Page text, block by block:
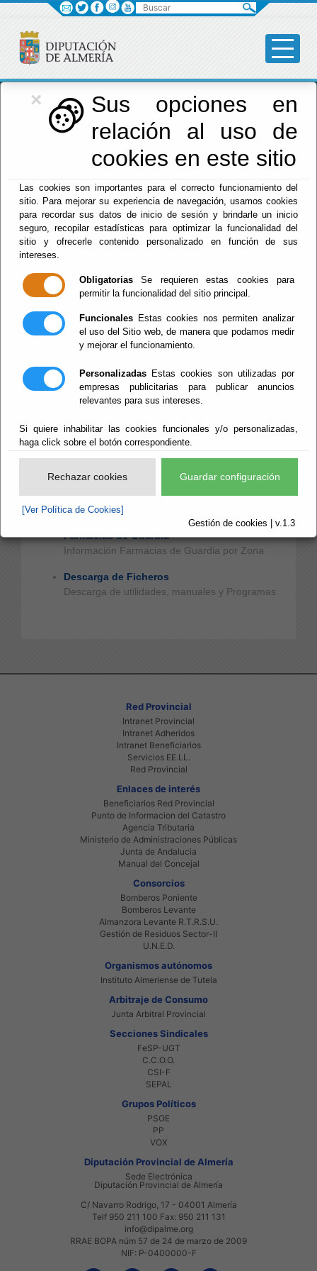
×
Sus opciones en
relación al uso de
cookies en este sitio
Las cookies son importantes para el correcto funcionamiento del
sitio. Para mejorar su experiencia de navegación, usamos cookies
para recordar sus datos de inicio de sesión y brindarle un inicio
seguro, recopilar estadísticas para optimizar la funcionalidad del
sitio y ofrecerle contenido personalizado en función de sus
intereses.
Obligatorias Se requieren estas cookies para
permitir la funcionalidad del sitio principal.
Funcionales Estas cookies nos permiten analizar
el uso del Sitio web, de manera que podamos medir
y mejorar el funcionamiento.
Personalizadas Estas cookies son utilizadas por
empresas publicitarias para publicar anuncios
relevantes para sus intereses.
Si quiere inhabilitar las cookies funcionales y/o personalizadas,
haga click sobre el botón correspondiente.
Rechazar cookies Guardar configuración
[Ver Política de Cookies]
Gestión de cookies | v.1.3
Red Provincial
de Almería
Menú RPC
Inicio - Otros enlaces de Interés
para usuarios del Servicio en la modalidad de
DIFERIDO COMPARTIDO
Videos Curso Desarrolladores
Puede consultar y descargar las sesionees del
Actividades Red Provincial
Histórico de Actividades del Convenio Marco y
Documentación SI
Policías Locales RPC
Policías Locales de la Red Provincial
Farmacias de Guardia
Información Farmacias de Guardia por Zona
Descarga de Ficheros
Descarga de utilidades, manuales y Programas
Red Provincial
Intranet Provincial
Intranet Adheridos
Intranet Beneficiarios
Servicios EE.LL.
Red Provincial
Enlaces de interés
Beneficiarios Red Provincial
Punto de Informacion del Catastro
Agencia Tributaria
Ministerio de Administraciones Públicas
Junta de Andalucia
Manual del Concejal
Consorcios
Bomberos Poniente
Bomberos Levante
Almanzora Levante R.T.R.S.U.
Gestión de Residuos Sector-II
U.N.E.D.
Organismos autónomos
Instituto Almeriense de Tutela
Arbitraje de Consumo
Junta Arbitral Provincial
Secciones Sindicales
FeSP-UGT
C.C.O.O.
CSI-F
SEPAL
Grupos Políticos
PSOE
PP
VOX
Diputación Provincial de Almería
Sede Electrónica
Diputación Provincial de Almería
C/ Navarro Rodrigo, 17 - 04001 Almería
Telf 950 211 100 Fax: 950 211 131
info@dipalme.org
RRAE BOPA núm 57 de 24 de marzo de 2009
NIF: P-0400000-F
Buscar